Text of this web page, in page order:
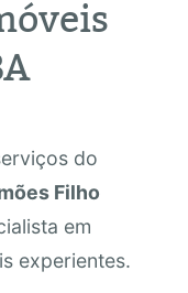
do
Filho
em
experientes.